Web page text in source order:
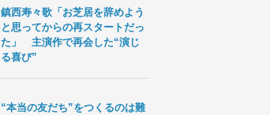
鎮西寿々歌「お芝居を辞めよう
と思ってからの再スタートだっ
た」 主演作で再会した“演じ
る喜び”
“本当の友だち”をつくるのは難